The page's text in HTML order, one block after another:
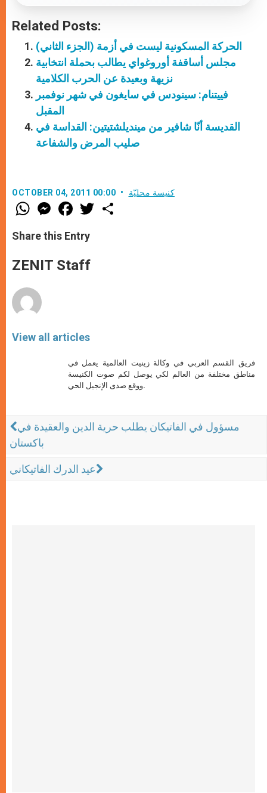
Related Posts:
الحركة المسكونية ليست في أزمة (الجزء الثاني)
مجلس أساقفة أوروغواي يطالب بحملة انتخابية
نزيهة وبعيدة عن الحرب الكلامية
فييتنام: سينودس في سايغون في شهر نوفمبر
المقبل
القديسة أنّا شافير من مينديلشتيتين: القداسة في
صليب المرض والشفاعة
OCTOBER 04, 2011 00:00 كنيسة محليّة
W
h
t
s
p
p
M
e
s
e
g
e
F
a
e
b
o
k
w
Share this Entry
ZENIT Staff
View all articles
فريق القسم العربي في وكالة زينيت العالمية يعمل في
مناطق مختلفة من العالم لكي يوصل لكم صوت الكنيسة
ووقع صدى الإنجيل الحي.
مسؤول في الفاتيكان يطلب حرية الدين والعقيدة في
باكستان
عيد الدرك الفاتيكاني